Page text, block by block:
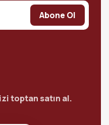
Abone Ol
toptan satın al.